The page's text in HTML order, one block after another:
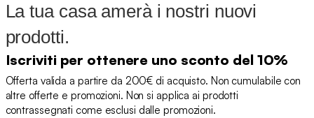
La tua casa amerà i nostri nuovi
prodotti.
Iscriviti per ottenere uno sconto del 10%
Offerta valida a partire da 200€ di acquisto. Non cumulabile con
altre offerte e promozioni. Non si applica ai prodotti
contrassegnati come esclusi dalle promozioni.